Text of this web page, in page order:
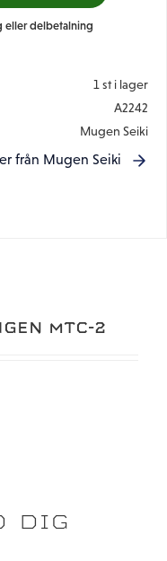
eller delbetalning
1 st i lager
A2242
Mugen Seiki
från Mugen Seiki
MTC-2
DIG